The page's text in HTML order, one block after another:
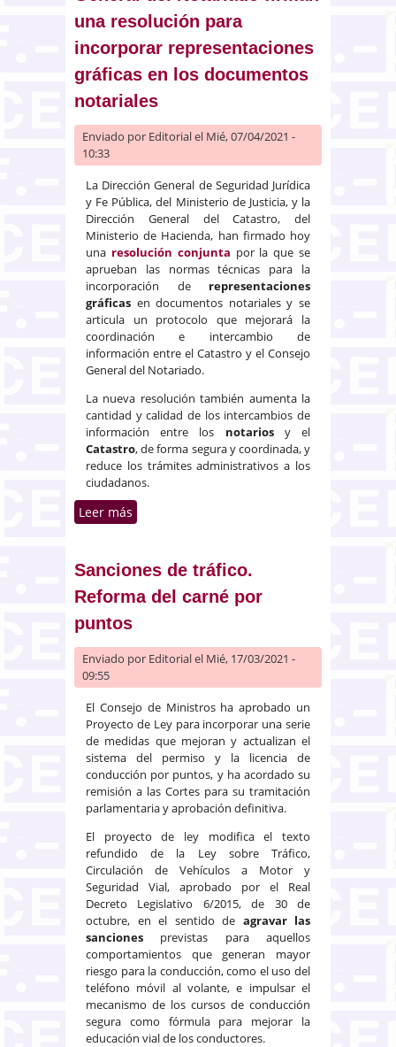
una resolución para
incorporar representaciones
gráficas en los documentos
notariales
Enviado por Editorialel Mié, 07/04/2021 -
10:33
La Dirección General de Seguridad Jurídica
y Fe Pública, del Ministerio de Justicia, y la
Dirección General del Catastro, del
Ministerio de Hacienda, han firmado hoy
una resolución conjunta por la que se
aprueban las normas técnicas para la
incorporación de representaciones
gráficas en documentos notariales y se
articula un protocolo que mejorará la
coordinación e intercambio de
información entre el Catastro y el Consejo
General del Notariado.
La nueva resolución también aumenta la
cantidad y calidad de los intercambios de
información entre los notariosy el
Catastro, de forma segura y coordinada, y
reduce los trámites administrativos a los
ciudadanos.
Leer más
representaciones gráficas en los
documentos notariales
Sanciones de tráfico.
Reforma del carné por
puntos
Enviado por Editorialel Mié, 17/03/2021 -
09:55
El Consejo de Ministros ha aprobado un
Proyecto de Ley para incorporar una serie
de medidas que mejoran y actualizan el
sistema del permiso y la licencia de
conducción por puntos, y ha acordado su
remisión a las Cortes para su tramitación
parlamentaria y aprobación definitiva.
El proyecto de ley modifica el texto
refundido de la Ley sobre Tráfico,
Circulación de Vehículos a Motor y
Seguridad Vial, aprobado por el Real
Decreto Legislativo 6/2015, de 30 de
octubre, en el sentido de agravar las
sanciones previstas para aquellos
comportamientos que generan mayor
riesgo para la conducción, como el uso del
teléfono móvil al volante, e impulsar el
mecanismo de los cursos de conducción
segura como fórmula para mejorar la
educación vial de los conductores.